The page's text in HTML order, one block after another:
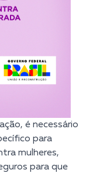
é necessário
para
mulheres,
para que